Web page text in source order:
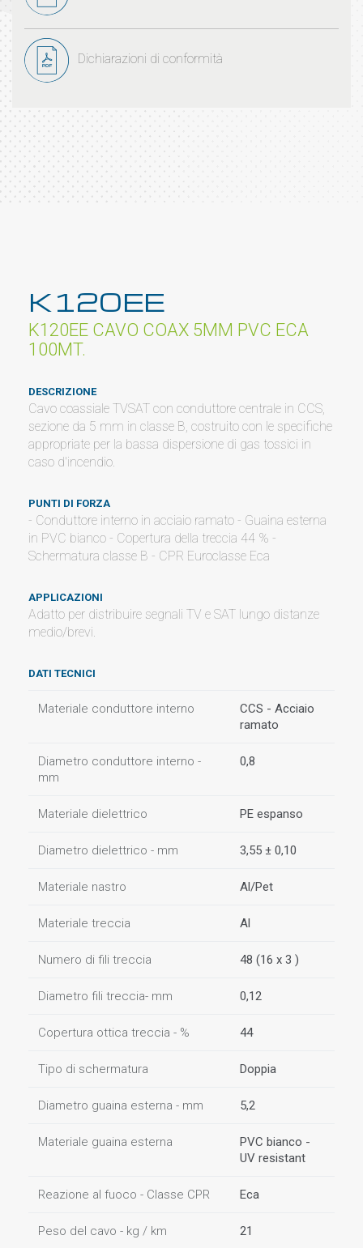
Dichiarazioni di conformità
K120EE
K120EE CAVO COAX 5MM PVC ECA
100MT.
DESCRIZIONE
Cavo coassiale TVSAT con conduttore centrale in CCS,
sezione da 5 mm in classe B, costruito con le specifiche
appropriate per la bassa dispersione di gas tossici in
caso d'incendio.
PUNTI DI FORZA
- Conduttore interno in acciaio ramato - Guaina esterna
in PVC bianco - Copertura della treccia 44 % -
Schermatura classe B - CPR Euroclasse Eca
APPLICAZIONI
Adatto per distribuire segnali TV e SAT lungo distanze
medio/brevi.
DATI TECNICI
Materiale conduttore interno
CCS - Acciaio
ramato
Diametro conduttore interno -
mm
0,8
Materiale dielettrico PE espanso
Diametro dielettrico - mm 3,55 ± 0,10
Materiale nastro Al/Pet
Materiale treccia Al
Numero di fili treccia 48 (16 x 3 )
Diametro fili treccia- mm 0,12
Copertura ottica treccia - % 44
Tipo di schermatura Doppia
Diametro guaina esterna - mm 5,2
Materiale guaina esterna
PVC bianco -
UV resistant
Reazione al fuoco - Classe CPR Eca
Peso del cavo - kg / km 21